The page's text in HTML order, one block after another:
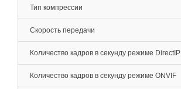
Тип компрессии
Скорость передачи
Количество кадров в секунду режиме DirectIP
Количество кадров в секунду режиме ONVIF